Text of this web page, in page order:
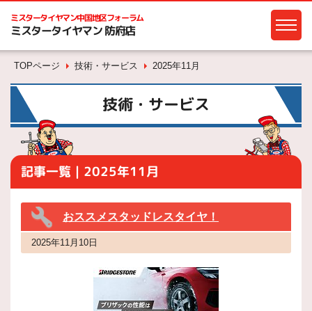
ミスタータイヤマン中国地区フォーラム
ミスタータイヤマン 防府店
TOPページ 技術・サービス 2025年11月
技術・サービス
記事一覧｜2025年11月
おススメスタッドレスタイヤ！
2025年11月10日